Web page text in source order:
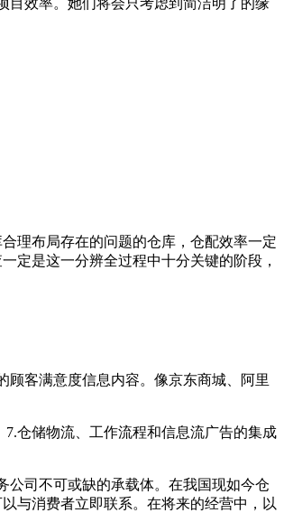
理布局存在的问题的仓库，仓配效率一定
定是这一分辨全过程中十分关键的阶段，
客满意度信息内容。像京东商城、阿里
仓储物流、工作流程和信息流广告的集成
公司不可或缺的承载体。在我国现如今仓
与消费者立即联系。在将来的经营中，以